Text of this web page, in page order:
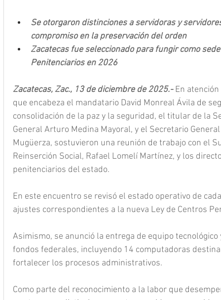
Se otorgaron distinciones a servidoras y
compromiso en la preservación del orden
Zacatecas fue seleccionado para fungir como
Penitenciarios en 2026
Zacatecas, Zac., 13 de diciembre de 2025.- En
que encabeza el mandatario David Monreal Ávila de
consolidación de la paz y la seguridad, el titular de la
General Arturo Medina Mayoral, y el Secretario
Mugüerza, sostuvieron una reunión de trabajo con el
Reinserción Social, Rafael Lomelí Martínez, y los
penitenciarios del estado.
En este encuentro se revisó el estado operativo de
ajustes correspondientes a la nueva Ley de Centros
Asimismo, se anunció la entrega de equipo
fondos federales, incluyendo 14 computadoras
fortalecer los procesos administrativos.
Como parte del reconocimiento a la labor que